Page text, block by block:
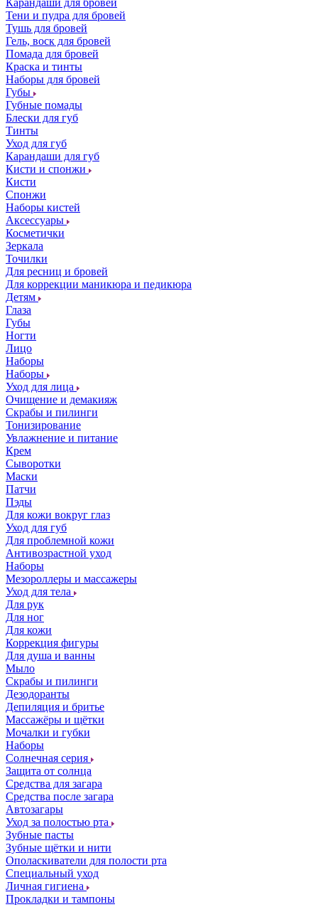
Карандаши для бровей
Тени и пудра для бровей
Тушь для бровей
Гель, воск для бровей
Помада для бровей
Краска и тинты
Наборы для бровей
Губы
Губные помады
Блески для губ
Тинты
Уход для губ
Карандаши для губ
Кисти и спонжи
Кисти
Спонжи
Наборы кистей
Аксессуары
Косметички
Зеркала
Точилки
Для ресниц и бровей
Для коррекции маникюра и педикюра
Детям
Глаза
Губы
Ногти
Лицо
Наборы
Наборы
Уход для лица
Очищение и демакияж
Скрабы и пилинги
Тонизирование
Увлажнение и питание
Крем
Сыворотки
Маски
Патчи
Пэды
Для кожи вокруг глаз
Уход для губ
Для проблемной кожи
Антивозрастной уход
Наборы
Мезороллеры и массажеры
Уход для тела
Для рук
Для ног
Для кожи
Коррекция фигуры
Для душа и ванны
Мыло
Скрабы и пилинги
Дезодоранты
Депиляция и бритье
Массажёры и щётки
Мочалки и губки
Наборы
Солнечная серия
Защита от солнца
Средства для загара
Средства после загара
Автозагары
Уход за полостью рта
Зубные пасты
Зубные щётки и нити
Ополаскиватели для полости рта
Специальный уход
Личная гигиена
Прокладки и тампоны